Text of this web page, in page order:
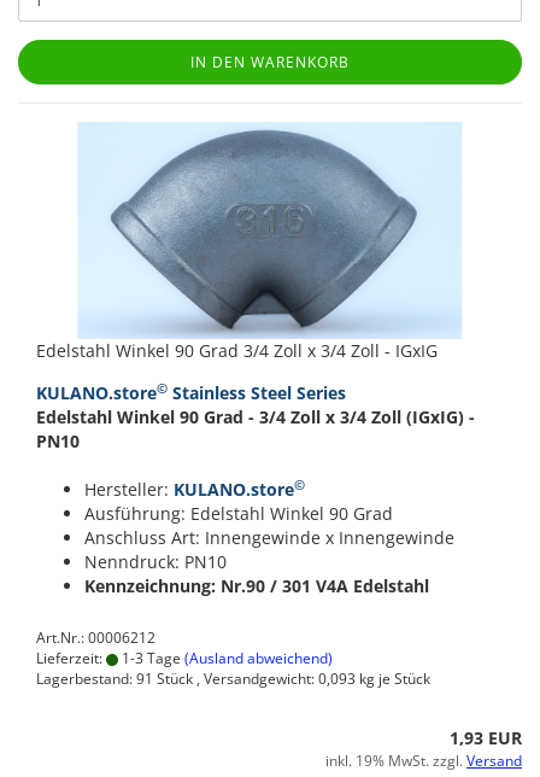
IN DEN WARENKORB
Edelstahl Winkel 90 Grad 3/4 Zoll x 3/4 Zoll - IGxIG
KULANO.store© Stainless Steel Series
Edelstahl Winkel 90 Grad - 3/4 Zoll x 3/4 Zoll (IGxIG) -
PN10
Hersteller: KULANO.store©
Ausführung: Edelstahl Winkel 90 Grad
Anschluss Art: Innengewinde x Innengewinde
Nenndruck: PN10
Kennzeichnung: Nr.90 / 301 V4A Edelstahl
Art.Nr.: 00006212
Lieferzeit:
1-3 Tage (Ausland abweichend)
Lagerbestand: 91 Stück , Versandgewicht:0,093 kg je Stück
1,93 EUR
inkl. 19% MwSt. zzgl.Versand